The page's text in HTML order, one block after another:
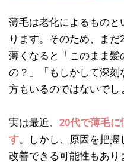
薄毛は老化によるもの
ります。そのため、ま
薄くなると「このまま髪
の？」「もしかして深刻
方もいるのではないでし
実は最近、 20代で薄毛に
す。しかし、原因を把
改善できる可能性もあり